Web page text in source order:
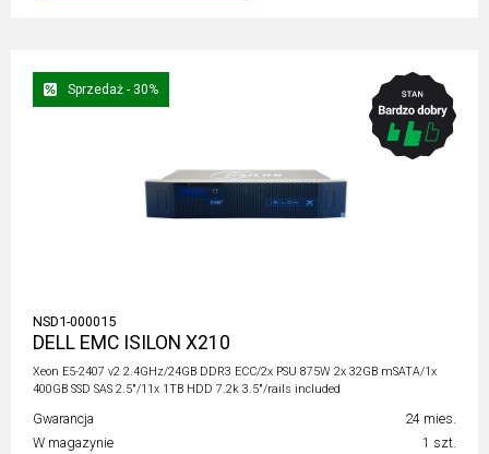
Sprzedaż - 30%
NSD1-000015
DELL EMC ISILON X210
Xeon E5-2407 v2 2.4GHz/24GB DDR3 ECC/2x PSU 875W 2x 32GB mSATA/1x
400GB SSD SAS 2.5"/11x 1TB HDD 7.2k 3.5"/rails included
Gwarancja
24 mies.
W magazynie
1 szt.